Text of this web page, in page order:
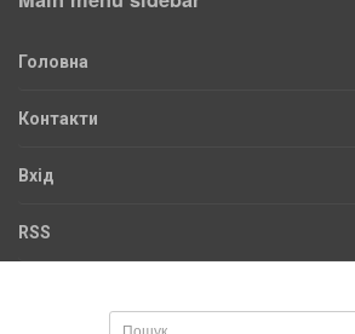
Головна
Контакти
Вхід
RSS